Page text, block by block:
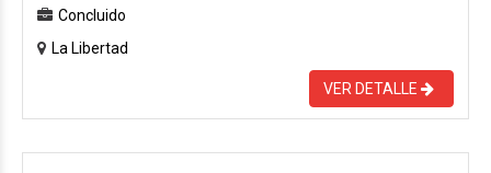
Concluido
La Libertad
VER DETALLE